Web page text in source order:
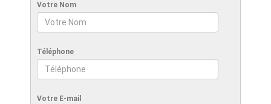
Votre Nom
Téléphone
Votre E-mail